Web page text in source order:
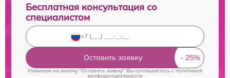
Бесплатная консультация со
специалистом
Оставить заявку
Нажимая на кнопку "Оставить заявку" Вы соглашаетесь cполитикой
конфиденциальности